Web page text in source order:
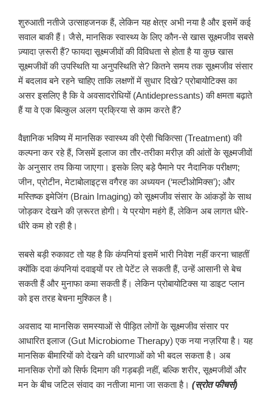
शुरुआती नतीजे उत्साहजनक हैं, लेकिन यह क्षेत्र अभी नया है और इसमें कई
सवाल बाकी हैं। जैसे, मानसिक स्वास्थ्य के लिए कौन-से खास सूक्ष्मजीव सबसे
ज़्यादा ज़रूरी हैं? फायदा सूक्ष्मजीवों की विविधता से होता है या कुछ खास
सूक्ष्मजीवों की उपस्थिति या अनुपस्थिति से? कितने समय तक सूक्ष्मजीव संसार
में बदलाव बने रहने चाहिए ताकि लक्षणों में सुधार दिखे? प्रोबायोटिक्स का
असर इसलिए है कि वे अवसादरोधियों (Antidepressants) की क्षमता बढ़ाते
हैं या वे एक बिल्कुल अलग प्रक्रिया से काम करते हैं?
वैज्ञानिक भविष्य में मानसिक स्वास्थ्य की ऐसी चिकित्सा (Treatment) की
कल्पना कर रहे हैं, जिसमें इलाज का तौर-तरीका मरीज़ की आंतों के सूक्ष्मजीवों
के अनुसार तय किया जाएगा। इसके लिए बड़े पैमाने पर नैदानिक परीक्षण;
जीन, प्रोटीन, मेटाबोलाइट्स वगैरह का अध्ययन (‘मल्टीओमिक्स’); और
मस्तिष्क इमेजिंग (Brain Imaging) को सूक्ष्मजीव संसार के आंकड़ों के साथ
जोड़कर देखने की ज़रूरत होगी। ये प्रयोग महंगे हैं, लेकिन अब लागत धीरे-
धीरे कम हो रही है।
सबसे बड़ी रुकावट तो यह है कि कंपनियां इसमें भारी निवेश नहीं करना चाहतीं
क्योंकि दवा कंपनियां दवाइयों पर तो पेटेंट ले सकती हैं, उन्हें आसानी से बेच
सकती हैं और मुनाफा कमा सकती हैं। लेकिन प्रोबायोटिक्स या डाइट प्लान
को इस तरह बेचना मुश्किल है।
अवसाद या मानसिक समस्याओं से पीड़ित लोगों के सूक्ष्मजीव संसार पर
आधारित इलाज (Gut Microbiome Therapy) एक नया नज़रिया है। यह
मानसिक बीमारियों को देखने की धारणाओं को भी बदल सकता है। अब
मानसिक रोगों को सिर्फ दिमाग की गड़बड़ी नहीं, बल्कि शरीर, सूक्ष्मजीवों और
मन के बीच जटिल संवाद का नतीजा माना जा सकता है। (स्रोत फीचर्स)